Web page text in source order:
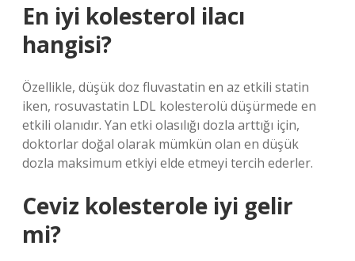
En iyi kolesterol ilacı
hangisi?
Özellikle, düşük doz fluvastatin en az etkili statin
iken, rosuvastatin LDL kolesterolü düşürmede en
etkili olanıdır. Yan etki olasılığı dozla arttığı için,
doktorlar doğal olarak mümkün olan en düşük
dozla maksimum etkiyi elde etmeyi tercih ederler.
Ceviz kolesterole iyi gelir
mi?